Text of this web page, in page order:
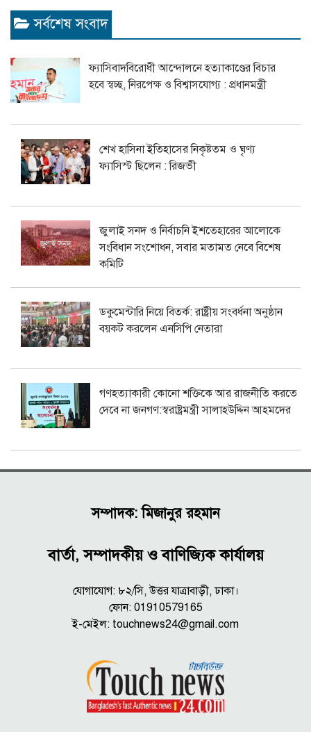
সর্বশেষ সংবাদ
ফ্যাসিবাদবিরোধী আন্দোলনে হত্যাকাণ্ডের বিচার
হবে স্বচ্ছ, নিরপেক্ষ ও বিশ্বাসযোগ্য : প্রধানমন্ত্রী
শেখ হাসিনা ইতিহাসের নিকৃষ্টতম ও ঘৃণ্য
ফ্যাসিস্ট ছিলেন : রিজভী
জুলাই সনদ ও নির্বাচনি ইশতেহারের আলোকে
সংবিধান সংশোধন, সবার মতামত নেবে বিশেষ
কমিটি
ডকুমেন্টারি নিয়ে বিতর্ক: রাষ্ট্রীয় সংবর্ধনা অনুষ্ঠান
বয়কট করলেন এনসিপি নেতারা
গণহত্যাকারী কোনো শক্তিকে আর রাজনীতি করতে
দেবে না জনগণ:স্বরাষ্ট্রমন্ত্রী সালাহউদ্দিন আহমদের
সম্পাদক: মিজানুর রহমান
বার্তা, সম্পাদকীয় ও বাণিজ্যিক কার্যালয়
যোগাযোগ: ৮২/সি, উত্তর যাত্রাবাড়ী, ঢাকা।
ফোন: 01910579165
ই-মেইল: touchnews24@gmail.com